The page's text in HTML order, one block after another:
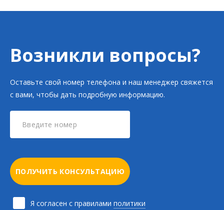
Возникли вопросы?
Оставьте свой номер телефона и наш менеджер свяжется
с вами, чтобы дать подробную информацию.
ПОЛУЧИТЬ КОНСУЛЬТАЦИЮ
Я согласен с правилами политики